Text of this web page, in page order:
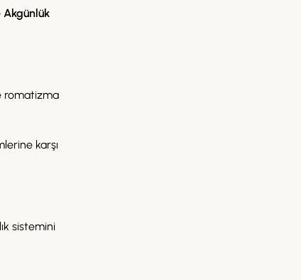
Akgünlük
romatizma
karşı
sistemini